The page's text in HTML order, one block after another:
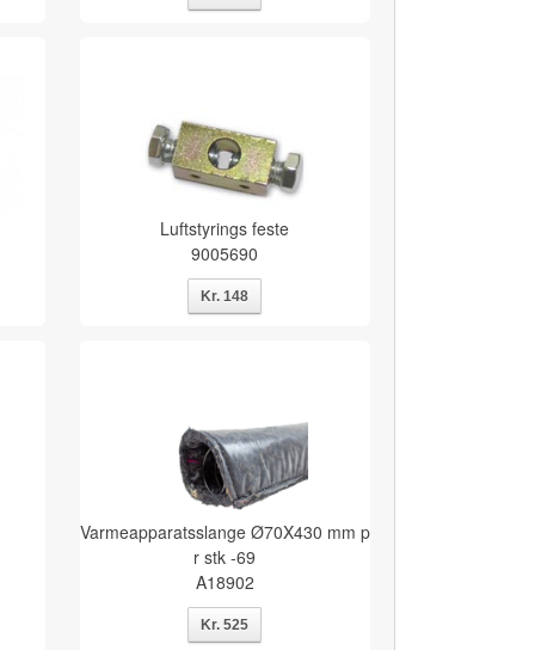
Luftstyrings feste
9005690
Varmeapparatsslange Ø70X430 mm p
r stk -69
A18902